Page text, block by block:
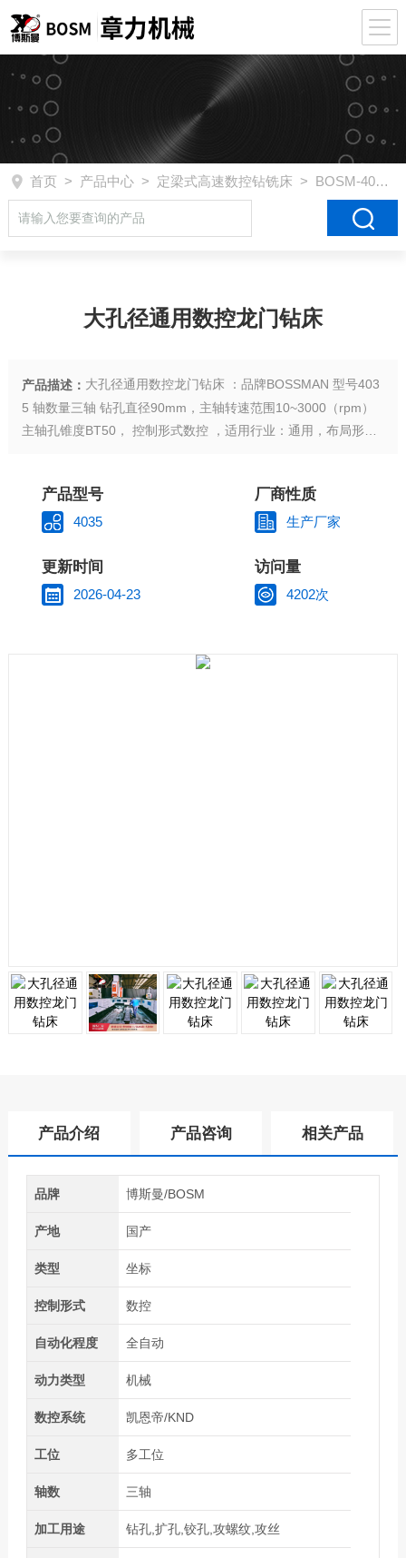
首页 > 产品中心> 定梁式高速数控钻铣床 > BOSM-4035
大孔径通用数控龙门钻床
产品描述： 大孔径通用数控龙门钻床 ：品牌BOSSMAN 型号403
5 轴数量三轴 钻孔直径90mm，主轴转速范围10~3000（rpm）
主轴孔锥度BT50， 控制形式数控 ，适用行业：通用，布局形式
产品型号
4035
厂商性质
生产厂家
更新时间
2026-04-23
访问量
4202次
产品介绍 产品咨询 相关产品
品牌 博斯曼/BOSM
产地 国产
类型 坐标
控制形式 数控
自动化程度 全自动
动力类型 机械
数控系统 凯恩帝/KND
工位 多工位
轴数 三轴
加工用途 钻孔,扩孔,铰孔,攻螺纹,攻丝